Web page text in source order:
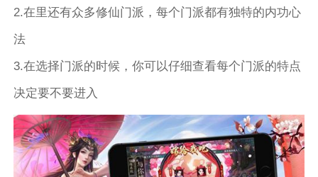
2.在里还有众多修仙门派，每个门派都有独特的内功心
法
3.在选择门派的时候，你可以仔细查看每个门派的特点
决定要不要进入